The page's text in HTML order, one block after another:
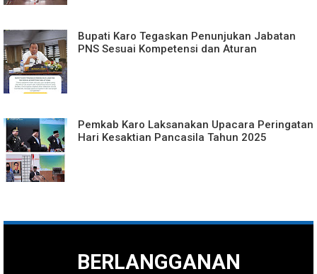
Bupati Karo Tegaskan Penunjukan Jabatan
PNS Sesuai Kompetensi dan Aturan
Pemkab Karo Laksanakan Upacara Peringatan
Hari Kesaktian Pancasila Tahun 2025
BERLANGGANAN